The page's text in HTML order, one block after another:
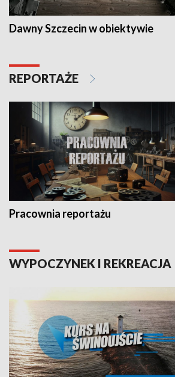
Dawny Szczecin w obiektywie
REPORTAŻE
Pracownia reportażu
WYPOCZYNEK I REKREACJA